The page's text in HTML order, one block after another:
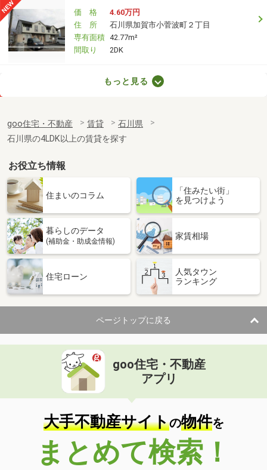
価 格
4.60万円
住 所
石川県加賀市小菅波町２丁目
専有面積 42.77m²
間取り
2DK
石川県河北郡津幡町字庄
専有面積
65.56m²
間取り
2LDK
石川県小松市日の出町１丁目
価 格
7.90万円
石川県小松市日の出町１丁目
専有面積 26.08m²
間取り
石川県野々市市住吉町
住 所
石川県野々市市住吉町
専有面積 25.28m²
間取り
ワンルーム
石川県金沢市諸江町中丁
価 格
住 所
石川県金沢市諸江町中丁
専有面積 73.75m²
間取り
3LDK
石川県小松市白江町
価 格
6.10万円
もっと見る
goo住宅・不動産 賃貸
石川県
石川県の4LDK以上の賃貸を探す
お役立ち情報
住まいのコラム
「住みたい街」
を見つけよう
暮らしのデータ
(補助金・助成金情報)
家賃相場
住宅ローン
人気タウン
ランキング
ページトップに戻る
goo住宅・不動産
アプリ
大手不動産サイトの物件を
まとめて検索！